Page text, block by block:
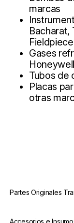
marcas
Bacharat,
Gases
Tubos de
Placas
otras
Partes Originales
Accesorios e